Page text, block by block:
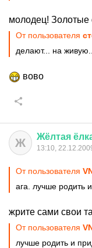
молодец! Золотые
От пользователя
делают... на
вово
Ж Жёлтая
13:10,
От пользователя
ага. лучше родить
жрите сами свои
От пользователя
лучше родить и